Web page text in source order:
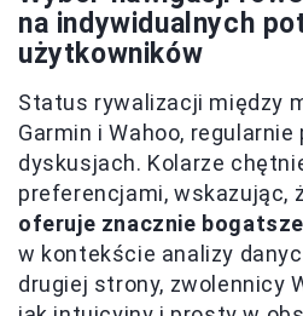
na indywidualnych
użytkowników
Status rywalizacji między
Garmin i Wahoo,
dyskusjach. Kolarze
preferencjami, wskazując,
oferuje znacznie
w kontekście analizy
drugiej strony, zwolennicy